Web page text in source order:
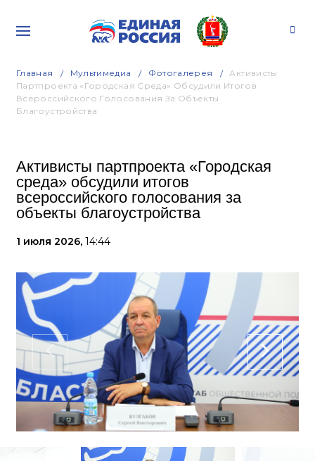
Главная Мультимедиа Фотогалерея
Активисты
Партпроекта «Городская Среда» Обсудили Итогов
Всероссийского Голосования За Объекты
Благоустройства
Активисты партпроекта «Городская
среда» обсудили итогов
всероссийского голосования за
объекты благоустройства
1 июля 2026, 14:44